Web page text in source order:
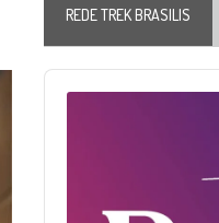
REDE TREK BRASILIS
Audio
Player